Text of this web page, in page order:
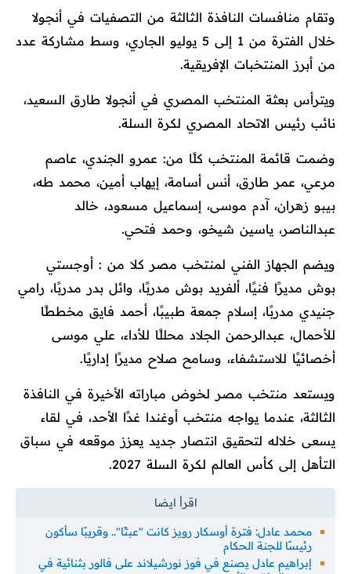
وتقام منافسات النافذة الثالثة من التصفيات في أنجولا
خلال الفترة من 1 إلى 5 يوليو الجاري، وسط مشاركة عدد
من أبرز المنتخبات الإفريقية.
ويترأس بعثة المنتخب المصري في أنجولا طارق السعيد،
نائب رئيس الاتحاد المصري لكرة السلة.
وضمت قائمة المنتخب كلًا من: عمرو الجندي، عاصم
مرعي، عمر طارق، أنس أسامة، إيهاب أمين، محمد طه،
بيبو زهران، آدم موسى، إسماعيل مسعود، خالد
عبدالناصر، ياسين شيخو، وحمد فتحي.
ويضم الجهاز الفني لمنتخب مصر كلا من : أوجستي
بوش مديرًا فنيًا، ألفريد بوش مدربًا، وائل بدر مدربًا، رامي
جنيدي مدربًا، إسلام جمعة طبيبًا، أحمد فايق مخططًا
للأحمال، عبدالرحمن الجلاد محللًا للأداء، علي موسى
أخصائيًا للاستشفاء، وسامح صلاح مديرًا إداريًا.
ويستعد منتخب مصر لخوض مباراته الأخيرة في النافذة
الثالثة، عندما يواجه منتخب أوغندا غدًا الأحد، في لقاء
يسعى خلاله لتحقيق انتصار جديد يعزز موقعه في سباق
التأهل إلى كأس العالم لكرة السلة 2027.
محمد عادل: فترة أوسكار رويز كانت "عبثًا".. وقريبًا سأكون
رئيسًا للجنة الحكام
إبراهيم عادل يصنع في فوز نورشيلاند على فالور بثنائية في